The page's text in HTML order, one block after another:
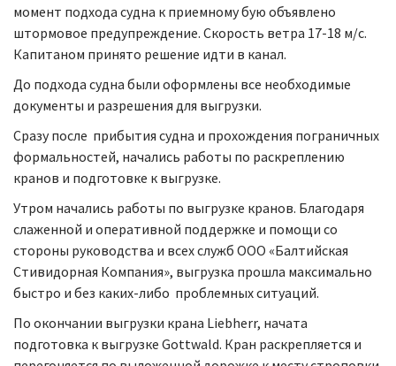
момент подхода судна к приемному бую объявлено
штормовое предупреждение. Скорость ветра 17-18 м/с.
Капитаном принято решение идти в канал.
До подхода судна были оформлены все необходимые
документы и разрешения для выгрузки.
Сразу после прибытия судна и прохождения пограничных
формальностей, начались работы по раскреплению
кранов и подготовке к выгрузке.
Утром начались работы по выгрузке кранов. Благодаря
слаженной и оперативной поддержке и помощи со
стороны руководства и всех служб ООО «Балтийская
Стивидорная Компания», выгрузка прошла максимально
быстро и без каких-либо проблемных ситуаций.
По окончании выгрузки крана Liebherr, начата
подготовка к выгрузке Gottwald. Кран раскрепляется и